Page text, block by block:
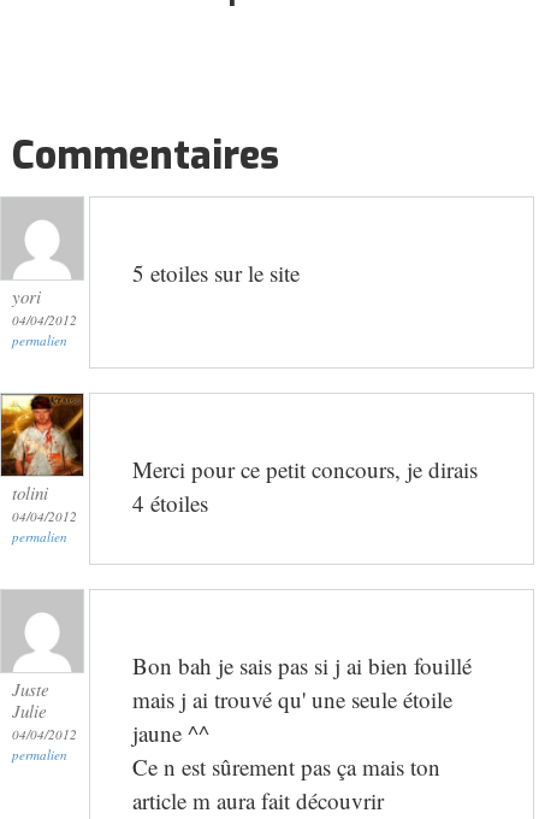
Commentaires
yori
04/04/2012
permalien
5 etoiles sur le site
tolini
04/04/2012
permalien
Merci pour ce petit concours, je dirais
4 étoiles
Juste
Julie
04/04/2012
permalien
Bon bah je sais pas si j ai bien fouillé
mais j ai trouvé qu' une seule étoile
jaune ^^
Ce n est sûrement pas ça mais ton
article m aura fait découvrir